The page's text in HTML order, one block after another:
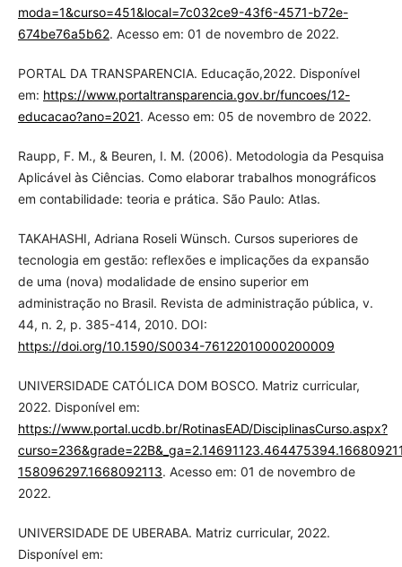
moda=1&curso=451&local=7c032ce9-43f6-4571-b72e-
674be76a5b62. Acesso em: 01 de novembro de 2022.
PORTAL DA TRANSPARENCIA. Educação,2022. Disponível
em: https://www.portaltransparencia.gov.br/funcoes/12-
educacao?ano=2021. Acesso em: 05 de novembro de 2022.
Raupp, F. M., & Beuren, I. M. (2006). Metodologia da Pesquisa
Aplicável às Ciências. Como elaborar trabalhos monográficos
em contabilidade: teoria e prática. São Paulo: Atlas.
TAKAHASHI, Adriana Roseli Wünsch. Cursos superiores de
tecnologia em gestão: reflexões e implicações da expansão
de uma (nova) modalidade de ensino superior em
administração no Brasil. Revista de administração pública, v.
44, n. 2, p. 385-414, 2010. DOI:
https://doi.org/10.1590/S0034-76122010000200009
UNIVERSIDADE CATÓLICA DOM BOSCO. Matriz curricular,
2022. Disponível em:
https://www.portal.ucdb.br/RotinasEAD/DisciplinasCurso.aspx?
158096297.1668092113. Acesso em: 01 de novembro de
2022.
UNIVERSIDADE DE UBERABA. Matriz curricular, 2022.
Disponível em: